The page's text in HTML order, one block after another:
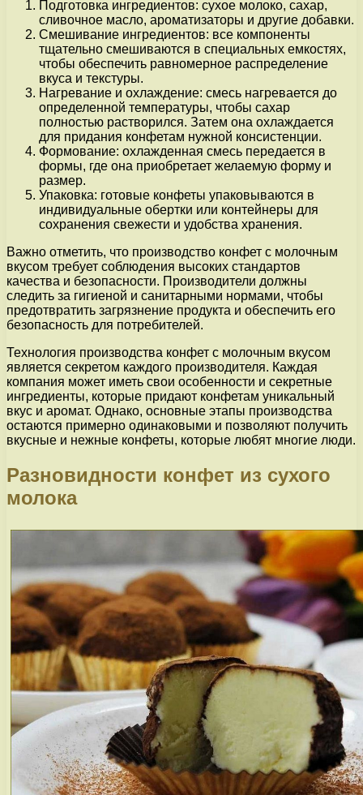
Подготовка ингредиентов: сухое молоко, сахар,
сливочное масло, ароматизаторы и другие добавки.
Смешивание ингредиентов: все компоненты
тщательно смешиваются в специальных емкостях,
чтобы обеспечить равномерное распределение
вкуса и текстуры.
Нагревание и охлаждение: смесь нагревается до
определенной температуры, чтобы сахар
полностью растворился. Затем она охлаждается
для придания конфетам нужной консистенции.
Формование: охлажденная смесь передается в
формы, где она приобретает желаемую форму и
размер.
Упаковка: готовые конфеты упаковываются в
индивидуальные обертки или контейнеры для
сохранения свежести и удобства хранения.
Важно отметить, что производство конфет с молочным
вкусом требует соблюдения высоких стандартов
качества и безопасности. Производители должны
следить за гигиеной и санитарными нормами, чтобы
предотвратить загрязнение продукта и обеспечить его
безопасность для потребителей.
Технология производства конфет с молочным вкусом
является секретом каждого производителя. Каждая
компания может иметь свои особенности и секретные
ингредиенты, которые придают конфетам уникальный
вкус и аромат. Однако, основные этапы производства
остаются примерно одинаковыми и позволяют получить
вкусные и нежные конфеты, которые любят многие люди.
Разновидности конфет из сухого
молока